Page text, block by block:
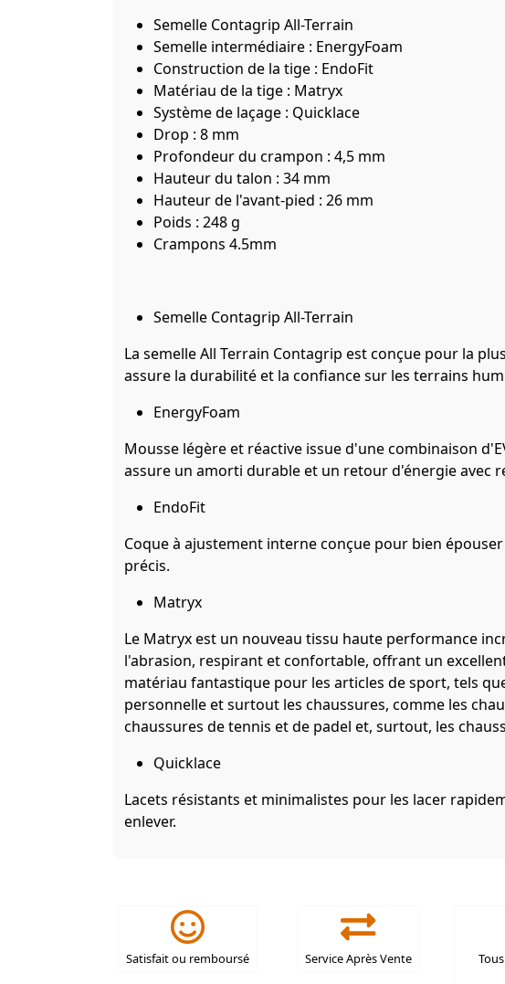
Semelle Contagrip All-Terrain
Semelle intermédiaire : EnergyFoam
Construction de la tige : EndoFit
Matériau de la tige : Matryx
Système de laçage : Quicklace
Drop : 8 mm
Profondeur du crampon : 4,5 mm
Hauteur du talon : 34 mm
Hauteur de l'avant-pied : 26 mm
Poids : 248 g
Crampons 4.5mm
Semelle Contagrip All-Terrain
La semelle All Terrain Contagrip est conçue pour la
assure la durabilité et la confiance sur les terrains
EnergyFoam
Mousse légère et réactive issue d'une combinaison
assure un amorti durable et un retour d'énergie avec
EndoFit
Coque à ajustement interne conçue pour bien
précis.
Matryx
Le Matryx est un nouveau tissu haute performance
l'abrasion, respirant et confortable, offrant un
matériau fantastique pour les articles de sport, tels
personnelle et surtout les chaussures, comme les
chaussures de tennis et de padel et, surtout, les
Quicklace
Lacets résistants et minimalistes pour les lacer
enlever.
Satisfait ou remboursé Service Après Vente